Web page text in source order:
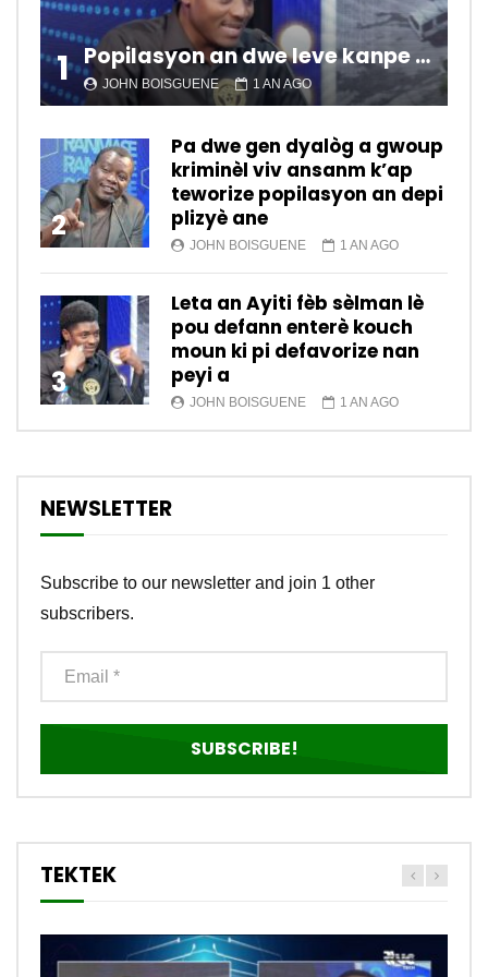
1 Popilasyon an dwe leve kanpe pou chanje sitiyasyon kawotik l’ap viv nan peyi a.
JOHN BOISGUENE 1 AN AGO
2
Pa dwe gen dyalòg a gwoup
kriminèl viv ansanm k’ap
teworize popilasyon an depi
plizyè ane
JOHN BOISGUENE 1 AN AGO
3
Leta an Ayiti fèb sèlman lè
pou defann enterè kouch
moun ki pi defavorize nan
peyi a
JOHN BOISGUENE 1 AN AGO
NEWSLETTER
Subscribe to our newsletter and join 1 other
subscribers.
TEKTEK